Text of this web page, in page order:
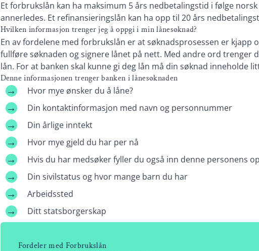
Et forbrukslån kan ha maksimum 5 års nedbetalingstid i følge
annerledes. Et refinansieringslån kan ha opp til 20 års
Hvilken informasjon trenger jeg å oppgi i min lånesøknad?
En av fordelene med forbrukslån er at søknadsprosessen er kjapp
fullføre søknaden og signere lånet på nett. Med andre ord trenger
lån. For at banken skal kunne gi deg lån må din søknad inneholde
Denne informasjonen trenger banken i lånesøknaden
Hvor mye ønsker du å låne?
Din kontaktinformasjon med navn og personnummer
Din årlige inntekt
Hvor mye gjeld du har per nå
Hvis du har medsøker fyller du også inn denne personens
Din sivilstatus og hvor mange barn du har
Arbeidssted
Ditt statsborgerskap
Fordeler med Forbrukslån